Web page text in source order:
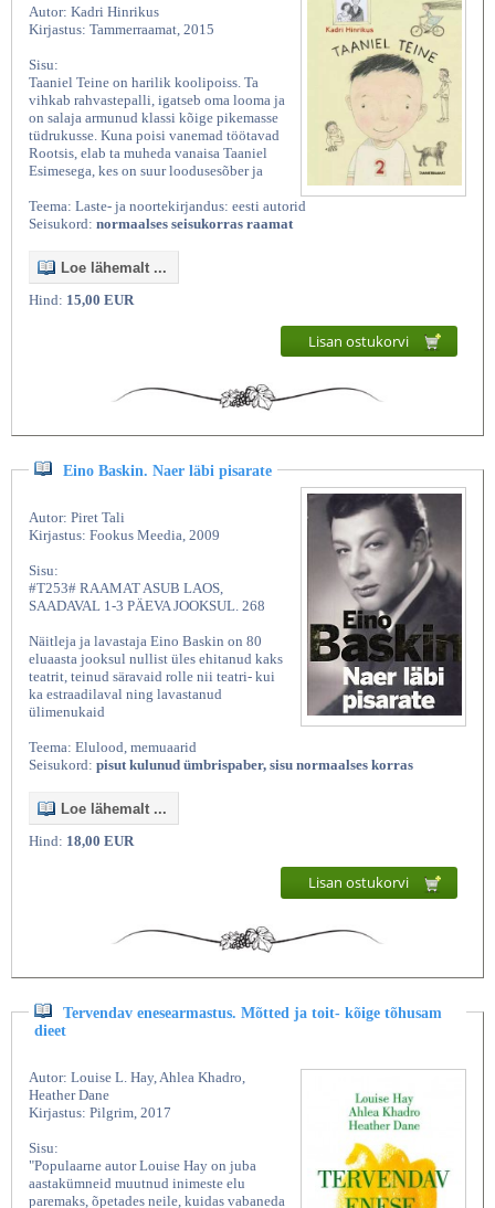
Autor: Kadri Hinrikus
Kirjastus: Tammerraamat, 2015
Sisu:
Taaniel Teine on harilik koolipoiss. Ta
vihkab rahvastepalli, igatseb oma looma ja
on salaja armunud klassi kõige pikemasse
tüdrukusse. Kuna poisi vanemad töötavad
Rootsis, elab ta muheda vanaisa Taaniel
Esimesega, kes on suur loodusesõber ja
Teema: Laste- ja noortekirjandus: eesti autorid
Seisukord: normaalses seisukorras raamat
Loe lähemalt ...
Hind: 15,00 EUR
Lisan ostukorvi
Eino Baskin. Naer läbi pisarate
Autor: Piret Tali
Kirjastus: Fookus Meedia, 2009
Sisu:
#T253# RAAMAT ASUB LAOS,
SAADAVAL 1-3 PÄEVA JOOKSUL. 268
Näitleja ja lavastaja Eino Baskin on 80
eluaasta jooksul nullist üles ehitanud kaks
teatrit, teinud säravaid rolle nii teatri- kui
ka estraadilaval ning lavastanud
ülimenukaid
Teema: Elulood, memuaarid
Seisukord: pisut kulunud ümbrispaber, sisu normaalses korras
Loe lähemalt ...
Hind: 18,00 EUR
Lisan ostukorvi
Tervendav enesearmastus. Mõtted ja toit- kõige tõhusam
dieet
Autor: Louise L. Hay, Ahlea Khadro,
Heather Dane
Kirjastus: Pilgrim, 2017
Sisu:
"Populaarne autor Louise Hay on juba
aastakümneid muutnud inimeste elu
paremaks, õpetades neile, kuidas vabaneda